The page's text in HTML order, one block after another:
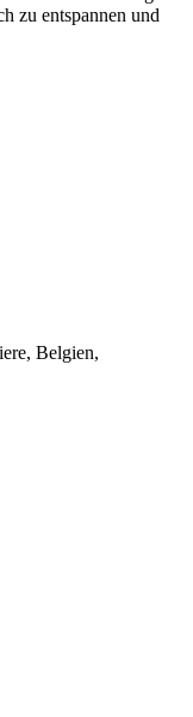
zu entspannen und
Belgien,